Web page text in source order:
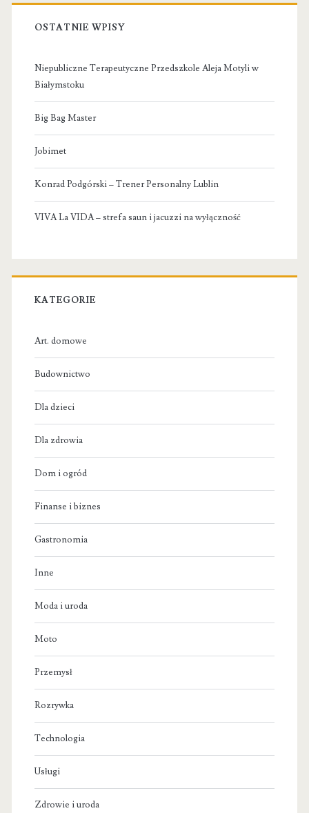
OSTATNIE WPISY
Niepubliczne Terapeutyczne Przedszkole Aleja Motyli w
Białymstoku
Big Bag Master
Jobimet
Konrad Podgórski – Trener Personalny Lublin
VIVA La VIDA – strefa saun i jacuzzi na wyłączność
KATEGORIE
Art. domowe
Budownictwo
Dla dzieci
Dla zdrowia
Dom i ogród
Finanse i biznes
Gastronomia
Inne
Moda i uroda
Moto
Przemysł
Rozrywka
Technologia
Usługi
Zdrowie i uroda